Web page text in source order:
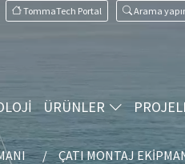
TommaTech Portal Arama
ÜRÜNLER
ÇATI MONTAJ